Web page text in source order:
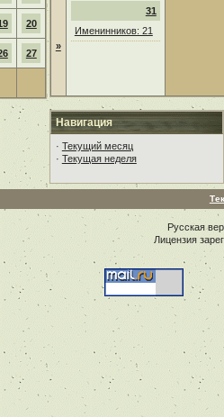
20
27
»
31
Именинников: 21
Навигация
· Текущий месяц
· Текущая неделя
Русская
Лицензия